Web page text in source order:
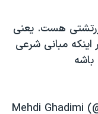
هست. یعنی
اینکه مبانی شرعی